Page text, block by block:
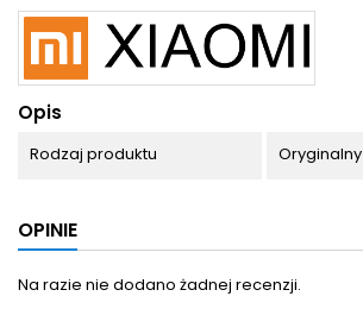
Opis
Rodzaj produktu Oryginalny
OPINIE
Na razie nie dodano żadnej recenzji.